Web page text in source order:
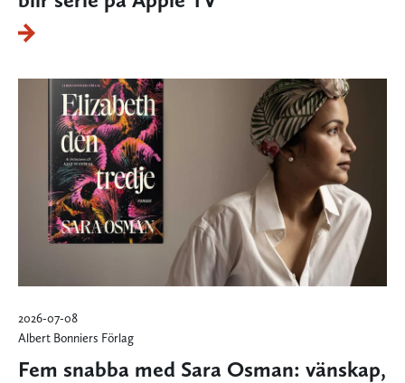
2026-07-08
Albert Bonniers Förlag
Fem snabba med Sara Osman: vänskap,